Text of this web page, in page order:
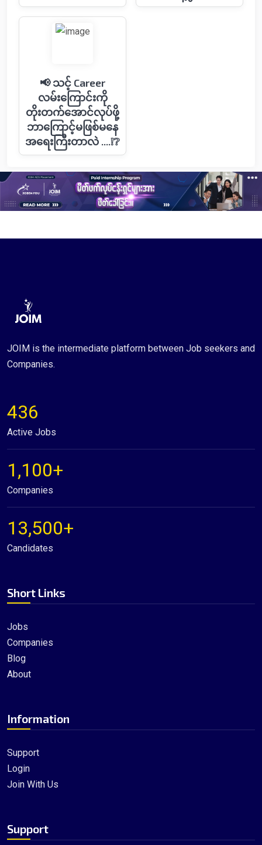
📢 သင့် Career
လမ်းကြောင်းကို
တိုးတက်အောင်လုပ်ဖို့
ဘာကြောင့်မဖြစ်မနေ
အရေးကြီးတာလဲ ....❕❔
JOIM is the intermediate platform between Job seekers and
Companies.
Short Links
Jobs
Companies
Blog
About
Information
Support
Login
Join With Us
Support
436
Active Jobs
1,100+
Companies
13,500+
Candidates